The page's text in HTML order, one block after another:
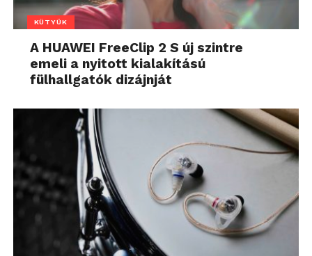
KÜTYÜK
A HUAWEI FreeClip 2 S új szintre
emeli a nyitott kialakítású
fülhallgatók dizájnját